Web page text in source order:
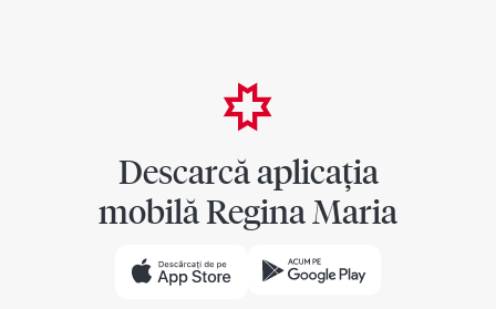
Descarcă aplicația
mobilă Regina Maria